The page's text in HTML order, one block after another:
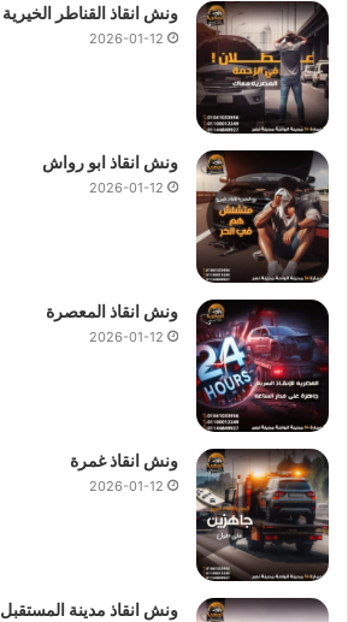
ونش انقاذ القناطر الخيرية
2026-01-12
ونش انقاذ ابو رواش
2026-01-12
ونش انقاذ المعصرة
2026-01-12
ونش انقاذ غمرة
2026-01-12
ونش انقاذ مدينة المستقبل